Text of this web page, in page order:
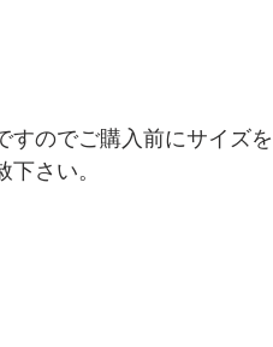
すのでご購入前にサイズを
さい。